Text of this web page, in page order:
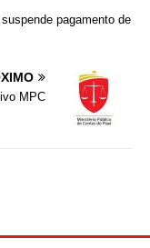
pagamento de
MPC